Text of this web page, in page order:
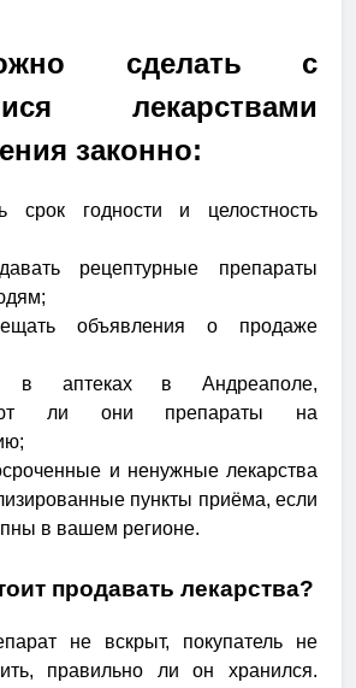
сделать с
лекарствами
законно:
срок годности и целостность
рецептурные препараты
объявления о продаже
в аптеках в Андреаполе,
ли они препараты на
и ненужные лекарства
пункты приёма, если
в вашем регионе.
продавать лекарства?
не вскрыт, покупатель не
правильно ли он хранился.